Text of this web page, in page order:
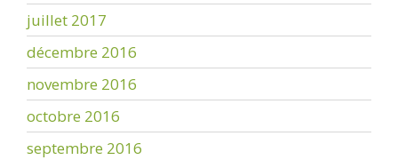
juillet 2017
décembre 2016
novembre 2016
octobre 2016
septembre 2016